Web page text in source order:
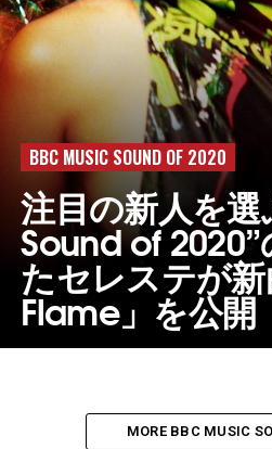
BBC MUSIC SOUND OF 2020
注目の新人を選
Sound of
たセレステが
Flame」を公開
MORE BBC MUSIC